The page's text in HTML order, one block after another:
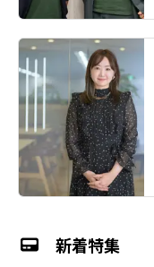
新着特集